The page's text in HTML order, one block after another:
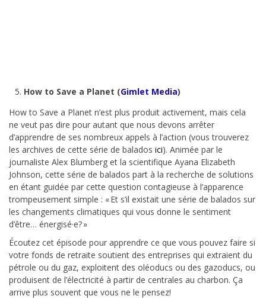
How to Save a Planet (Gimlet Media)
How to Save a Planet n’est plus produit activement, mais cela
ne veut pas dire pour autant que nous devons arrêter
d’apprendre de ses nombreux appels à l’action (vous trouverez
les archives de cette série de balados ici). Animée par le
journaliste Alex Blumberg et la scientifique Ayana Elizabeth
Johnson, cette série de balados part à la recherche de solutions
en étant guidée par cette question contagieuse à l’apparence
trompeusement simple : « Et s’il existait une série de balados sur
les changements climatiques qui vous donne le sentiment
d’être… énergisé·e? »
Écoutez cet épisode pour apprendre ce que vous pouvez faire si
votre fonds de retraite soutient des entreprises qui extraient du
pétrole ou du gaz, exploitent des oléoducs ou des gazoducs, ou
produisent de l’électricité à partir de centrales au charbon. Ça
arrive plus souvent que vous ne le pensez!